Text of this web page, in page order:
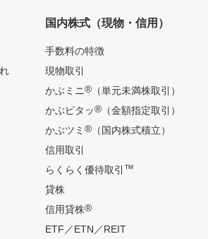
国内株式（現物・信用）
手数料の特徴
現物取引
かぶミニ®（単元未満株取引）
かぶピタッ®（金額指定取引）
かぶツミ ®（国内株式積立）
信用取引
らくらく優待取引 ™
貸株
信用貸株®
ETF／ETN／REIT